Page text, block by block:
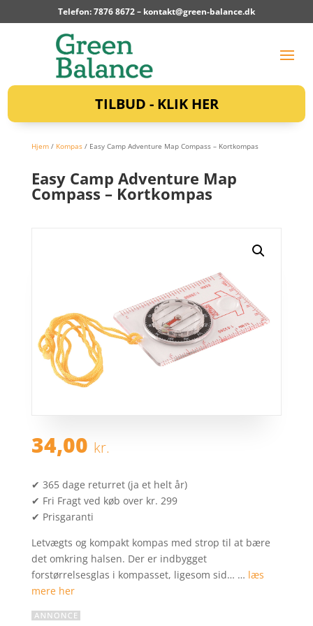
Telefon: 7876 8672 – kontakt@green-balance.dk
TILBUD - KLIK HER
Hjem/ Kompas/ Easy Camp Adventure Map Compass – Kortkompas
Easy Camp Adventure Map
Compass – Kortkompas
34,00 kr.
✔ 365 dage returret (ja et helt år)
✔ Fri Fragt ved køb over kr. 299
✔ Prisgaranti
Letvægts og kompakt kompas med strop til at bære
det omkring halsen. Der er indbygget
forstørrelsesglas i kompasset, ligesom sid… … læs
mere her